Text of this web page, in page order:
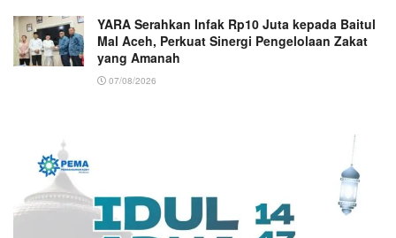
YARA Serahkan Infak Rp10 Juta kepada Baitul
Mal Aceh, Perkuat Sinergi Pengelolaan Zakat
yang Amanah ‎
07/08/2026